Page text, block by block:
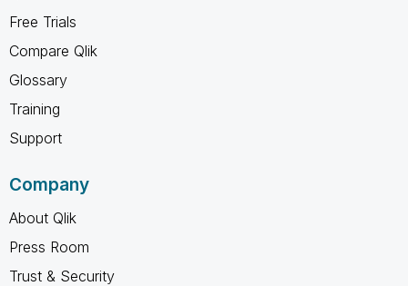
Free Trials
Compare Qlik
Glossary
Training
Support
Company
About Qlik
Press Room
Trust & Security